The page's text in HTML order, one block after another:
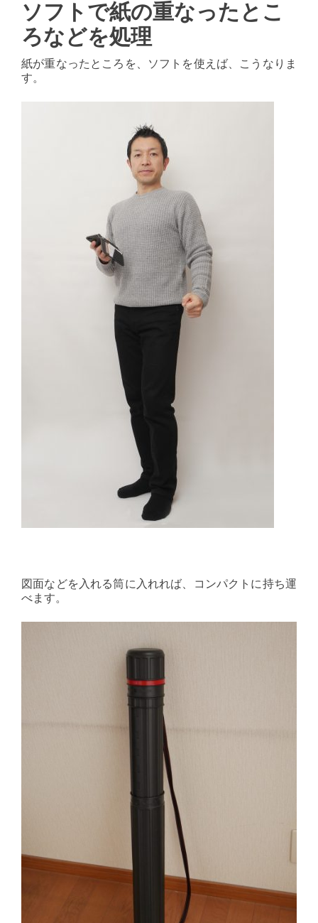
ソフトで紙の重なったとこ
ろなどを処理
紙が重なったところを、ソフトを使えば、こうなりま
す。
図面などを入れる筒に入れれば、コンパクトに持ち運
べます。